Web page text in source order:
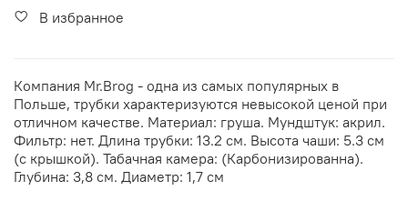
В избранное
Компания Mr.Brog - одна из самых популярных в
Польше, трубки характеризуются невысокой ценой при
отличном качестве. Материал: груша. Мундштук: акрил.
Фильтр: нет. Длина трубки: 13.2 см. Высота чаши: 5.3 см
(с крышкой). Табачная камера: (Карбонизированна).
Глубина: 3,8 см. Диаметр: 1,7 см